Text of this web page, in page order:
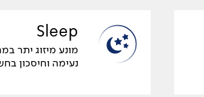
Sleep
מונע מיזוג יתר
נעימה וחיסכון